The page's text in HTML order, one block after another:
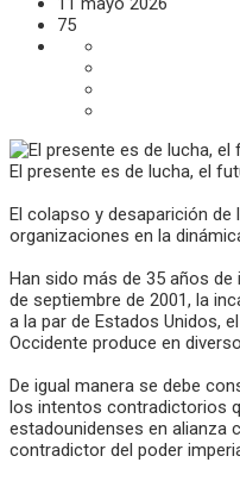
75
El presente es de lucha, el
El colapso y desaparición
organizaciones en la
Han sido más de 35 años
de septiembre de 2001, la
a la par de Estados Unidos,
Occidente produce en
De igual manera se debe
los intentos contradictorios
estadounidenses en alianza
contradictor del poder